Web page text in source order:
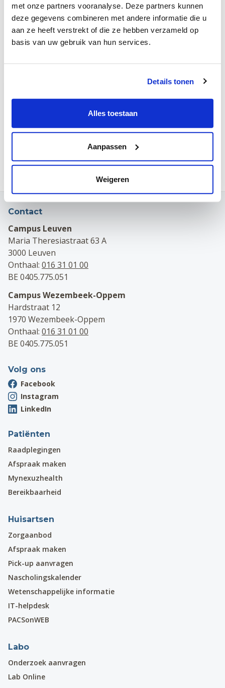
met onze partners vooranalyse. Deze partners kunnen
deze gegevens combineren met andere informatie die u
aan ze heeft verstrekt of die ze hebben verzameld op
basis van uw gebruik van hun services.
Details tonen
Alles toestaan
Aanpassen
Weigeren
Voor meer informatie of om te solliciteren kan contact
opgenomen worden via: groepspraktijkdedijle@gmail.com
Wij kijken uit naar je reactie!
Informatie
Halftijds/voltijds
Contact
Campus Leuven
Maria Theresiastraat 63 A
3000 Leuven
Onthaal: 016 31 01 00
BE 0405.775.051
Campus Wezembeek-Oppem
Hardstraat 12
1970 Wezembeek-Oppem
Onthaal: 016 31 01 00
BE 0405.775.051
Volg ons
Facebook
Instagram
LinkedIn
Patiënten
Raadplegingen
Afspraak maken
Mynexuzhealth
Bereikbaarheid
Huisartsen
Zorgaanbod
Afspraak maken
Pick-up aanvragen
Nascholingskalender
Wetenschappelijke informatie
IT-helpdesk
PACSonWEB
Labo
Onderzoek aanvragen
Lab Online